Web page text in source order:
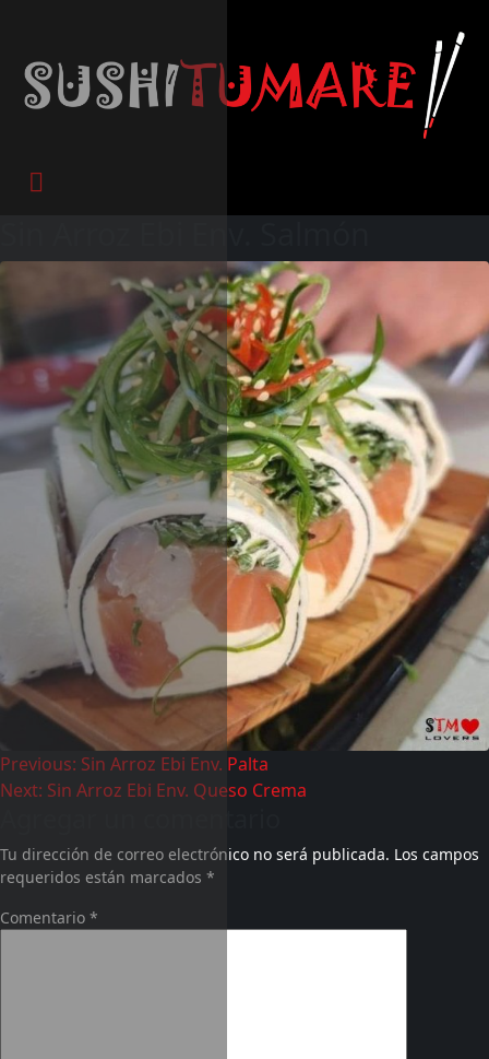
Previous: Sin Arroz Ebi Env. Palta
Next: Sin Arroz Ebi Env. Queso Crema
Tu dirección de correo electrónico no será publicada. Los campos
requeridos están marcados *
Comentario *